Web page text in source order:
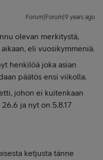
Forum|Forum|9 years ago
olevan merkitystä,
eli vuosikymmeniä.
henkilöä joka asian
päätös ensi viikolla.
johon ei kuitenkaan
ja nyt on 5.8.17
ketjusta tänne